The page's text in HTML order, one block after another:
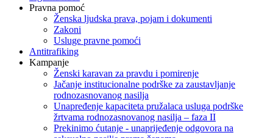
Pravna pomoć
Ženska ljudska prava, pojam i dokumenti
Zakoni
Usluge pravne pomoći
Antitrafiking
Kampanje
Ženski karavan za pravdu i pomirenje
Jačanje institucionalne podrške za zaustavljanje
rodnozasnovanog nasilja
Unapređenje kapaciteta pružalaca usluga podrške
žrtvama rodnozasnovanog nasilja – faza II
Prekinimo ćutanje - unaprijeđenje odgovora na